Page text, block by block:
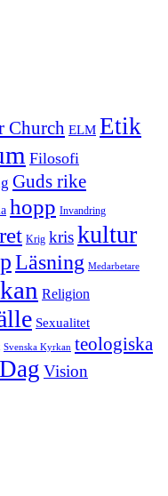
Church ELM Etik
Filosofi
Guds rike
hopp Invandring
Krig kriskultur
Läsning Medarbetare
Religion
Sexualitet
Svenska Kyrkan teologiska
Vision